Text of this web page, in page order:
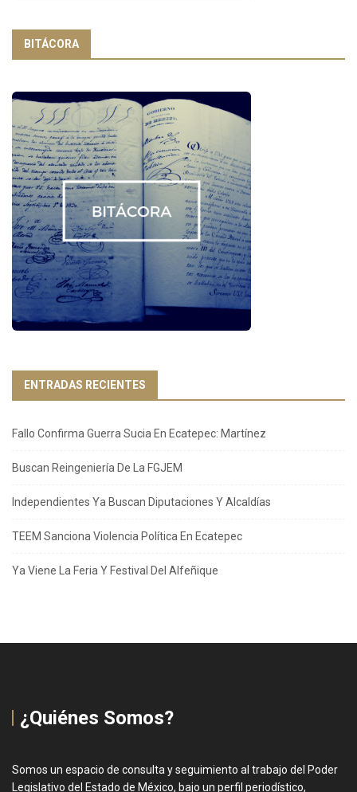
BITÁCORA
ENTRADAS RECIENTES
Fallo Confirma Guerra Sucia En Ecatepec: Martínez
Buscan Reingeniería De La FGJEM
Independientes Ya Buscan Diputaciones Y Alcaldías
TEEM Sanciona Violencia Política En Ecatepec
Ya Viene La Feria Y Festival Del Alfeñique
¿Quiénes Somos?
Somos un espacio de consulta y seguimiento al trabajo del Poder
Legislativo del Estado de México, bajo un perfil periodístico,